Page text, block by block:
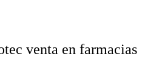
venta en farmacias